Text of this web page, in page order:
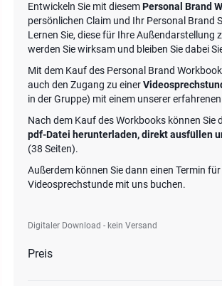
Entwickeln Sie mit diesemPersonal Brand
persönlichen Claim und Ihr Personal Brand
Lernen Sie, diese für Ihre Außendarstellung
werden Sie wirksam und bleiben Sie dabei
Mit dem Kauf des Personal Brand
auch den Zugang zu einer
in der Gruppe) mit einem unserer
Nach dem Kauf des Workbooks können Sie
pdf-Datei herunterladen, direkt ausfüllen
(38 Seiten).
Außerdem können Sie dann einen Termin für
Videosprechstunde mit uns buchen.
Digitaler Download - kein Versand
Preis